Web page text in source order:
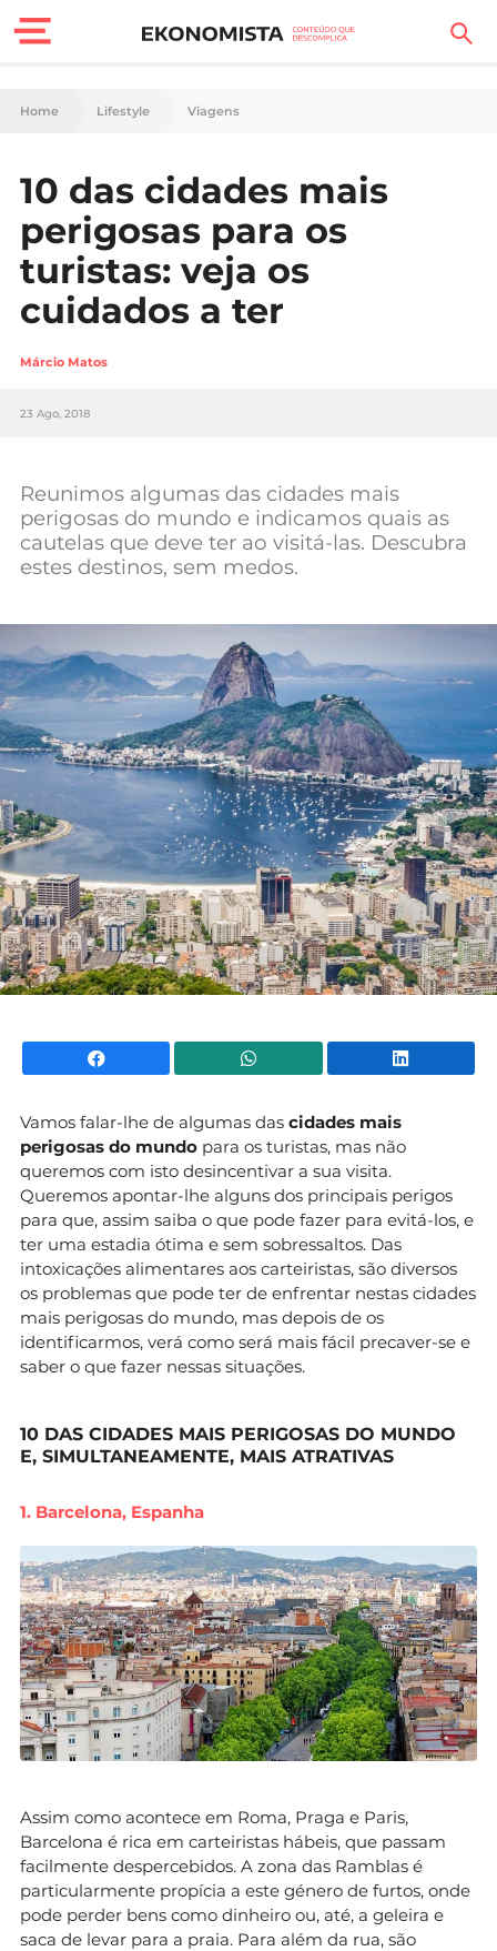
Finanças Pessoais
Carreira
Casa
Lifestyle
Sociedade
Tecnologia
Negócios
Mundial 2026
Home Lifestyle Viagens
10 das cidades mais
perigosas para os
turistas: veja os
cuidados a ter
Márcio Matos
23 Ago, 2018
Reunimos algumas das cidades mais
perigosas do mundo e indicamos quais as
cautelas que deve ter ao visitá-las. Descubra
estes destinos, sem medos.
Facebook WhatsApp
Vamos falar-lhe de algumas das cidades mais
perigosas do mundo para os turistas, mas não
queremos com isto desincentivar a sua visita.
Queremos apontar-lhe alguns dos principais perigos
para que, assim saiba o que pode fazer para evitá-los, e
ter uma estadia ótima e sem sobressaltos. Das
intoxicações alimentares aos carteiristas, são diversos
os problemas que pode ter de enfrentar nestas cidades
mais perigosas do mundo, mas depois de os
identificarmos, verá como será mais fácil precaver-se e
saber o que fazer nessas situações.
10 DAS CIDADES MAIS PERIGOSAS DO MUNDO
E, SIMULTANEAMENTE, MAIS ATRATIVAS
1. Barcelona, ​​Espanha
Assim como acontece em Roma, Praga e Paris,
Barcelona é rica em carteiristas hábeis, que passam
facilmente despercebidos. A zona das Ramblas é
particularmente propícia a este género de furtos, onde
pode perder bens como dinheiro ou, até, a geleira e
saca de levar para a praia. Para além da rua, são